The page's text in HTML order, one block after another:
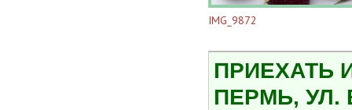
IMG_9872
ПРИЕХАТЬ
ПЕРМЬ, УЛ.